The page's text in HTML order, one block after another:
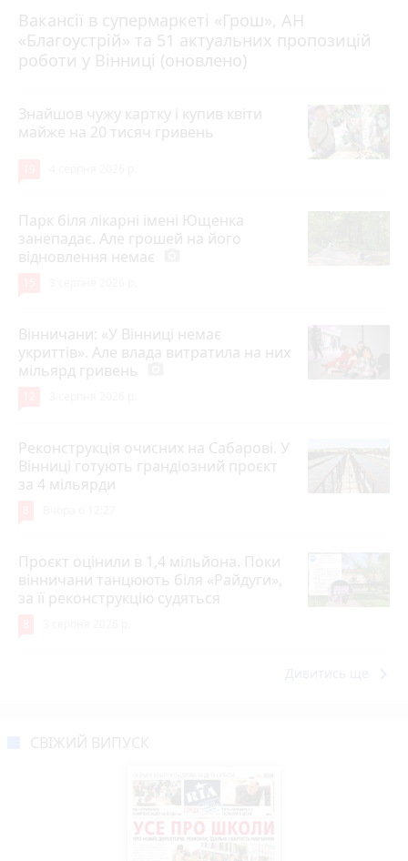
Вакансії в супермаркеті «Грош», АН
«Благоустрій» та 51 актуальних пропозицій
роботи у Вінниці (оновлено)
4 серпня 2026 р.
Знайшов чужу картку і купив квіти
майже на 20 тисяч гривень
Парк біля лікарні імені Ющенка
занепадає. Але грошей на його
відновлення немає
Вінничани: «У Вінниці немає
укриттів». Але влада витратила на них
мільярд гривень
Реконструкція очисних на Сабарові. У
Вінниці готують грандіозний проєкт
за 4 мільярди
Проєкт оцінили в 1,4 мільйона. Поки
вінничани танцюють біля «Райдуги»,
за її реконструкцію судяться